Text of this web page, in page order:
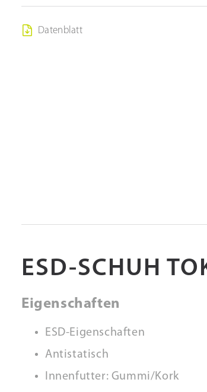
Datenblatt
ESD-SCHUH
Eigenschaften
ESD-Eigenschaften
Antistatisch
Innenfutter: Gummi/Kork